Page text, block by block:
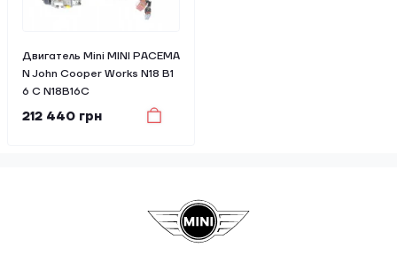
Двигатель Mini MINI PACEMA
N John Cooper Works N18 B1
6 C N18B16C
212 440 грн